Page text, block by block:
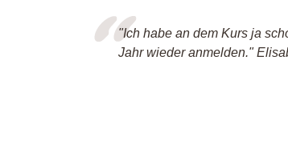
"Ich habe an dem Kurs ja
Jahr wieder anmelden."